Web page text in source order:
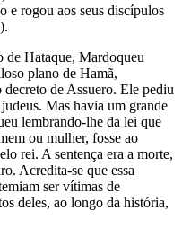
e rogou aos seus discípulos
de Hataque, Mardoqueu
plano de Hamã,
de Assuero. Ele pediu
Mas havia um grande
lembrando-lhe da lei que
ou mulher, fosse ao
rei. A sentença era a morte,
Acredita-se que essa
ser vítimas de
deles, ao longo da história,